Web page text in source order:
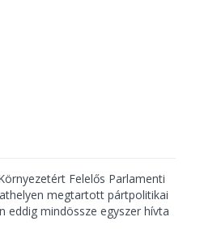
Felelős Parlamenti
megtartott pártpolitikai
eddig mindössze egyszer hívta